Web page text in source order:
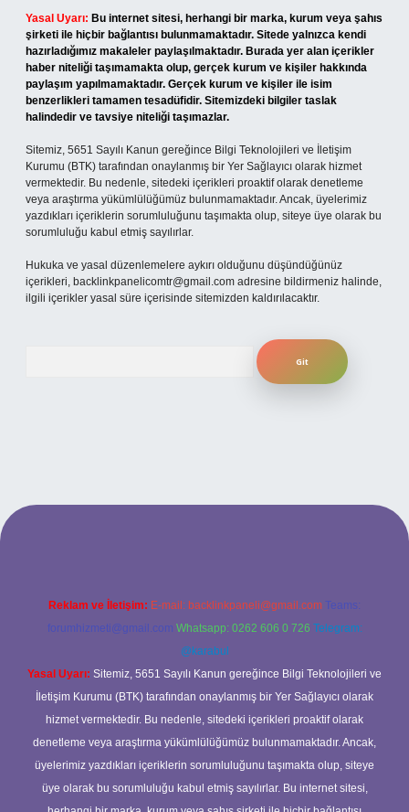
Yasal Uyarı: Bu internet sitesi, herhangi bir marka, kurum veya şahıs
şirketi ile hiçbir bağlantısı bulunmamaktadır. Sitede yalnızca kendi
hazırladığımız makaleler paylaşılmaktadır. Burada yer alan içerikler
haber niteliği taşımamakta olup, gerçek kurum ve kişiler hakkında
paylaşım yapılmamaktadır. Gerçek kurum ve kişiler ile isim
benzerlikleri tamamen tesadüfidir. Sitemizdeki bilgiler taslak
halindedir ve tavsiye niteliği taşımazlar.
Sitemiz, 5651 Sayılı Kanun gereğince Bilgi Teknolojileri ve İletişim
Kurumu (BTK) tarafından onaylanmış bir Yer Sağlayıcı olarak hizmet
vermektedir. Bu nedenle, sitedeki içerikleri proaktif olarak denetleme
veya araştırma yükümlülüğümüz bulunmamaktadır. Ancak, üyelerimiz
yazdıkları içeriklerin sorumluluğunu taşımakta olup, siteye üye olarak bu
sorumluluğu kabul etmiş sayılırlar.
Hukuka ve yasal düzenlemelere aykırı olduğunu düşündüğünüz
içerikleri, backlinkpanelicomtr@gmail.com adresine bildirmeniz halinde,
ilgili içerikler yasal süre içerisinde sitemizden kaldırılacaktır.
adresi
Reklam ve İletişim: E-mail: backlinkpaneli@gmail.com Teams:
forumhizmeti@gmail.com Whatsapp: 0262 606 0 726 Telegram:
@karabul
Yasal Uyarı: Sitemiz, 5651 Sayılı Kanun gereğince Bilgi Teknolojileri ve
İletişim Kurumu (BTK) tarafından onaylanmış bir Yer Sağlayıcı olarak
hizmet vermektedir. Bu nedenle, sitedeki içerikleri proaktif olarak
denetleme veya araştırma yükümlülüğümüz bulunmamaktadır. Ancak,
üyelerimiz yazdıkları içeriklerin sorumluluğunu taşımakta olup, siteye
üye olarak bu sorumluluğu kabul etmiş sayılırlar. Bu internet sitesi,